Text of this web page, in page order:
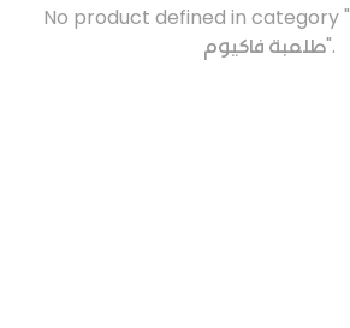
No product defined in category "
طلمبة فاكيوم".